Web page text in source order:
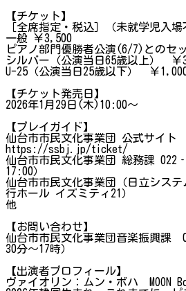
【チケット】
［全席指定・税込］（未就学児入場
一般 ￥3,500
ピアノ部門優勝者公演(6/7)とのセ
シルバー（公演当日65歳以上）
U-25（公演当日25歳以下） ￥
【チケット発売日】
2026年1月29日(木)10:00～
【プレイガイド】
仙台市市民文化事業団 公式サイト
https://ssbj.jp/ticket/
仙台市市民文化事業団 総務課
17:00）
仙台市市民文化事業団（日立シス
行ホール イズミティ21）
他
【お問い合わせ】
仙台市市民文化事業団音楽振興課
30分～17時）
【出演者プロフィール】
ヴァイオリン：ムン・ボハ MOON